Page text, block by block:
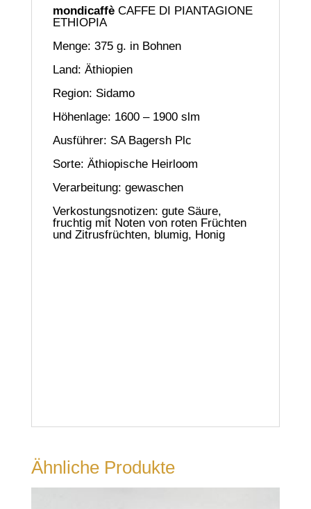
mondicaffèCAFFE DI PIANTAGIONE
ETHIOPIA
Menge: 375 g. in Bohnen
Land: Äthiopien
Region: Sidamo
Höhenlage: 1600 – 1900 slm
Ausführer: SA Bagersh Plc
Sorte: Äthiopische Heirloom
Verarbeitung: gewaschen
Verkostungsnotizen: gute Säure,
fruchtig mit Noten von roten Früchten
und Zitrusfrüchten, blumig, Honig
Ähnliche Produkte